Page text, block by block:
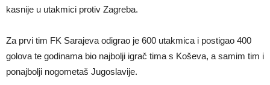
kasnije u utakmici protiv Zagreba.
Za prvi tim FK Sarajeva odigrao je 600 utakmica i postigao 400
golova te godinama bio najbolji igrač tima s Koševa, a samim tim i
ponajbolji nogometaš Jugoslavije.